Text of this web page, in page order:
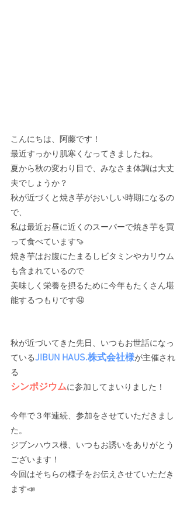
こんにちは、阿藤です！
最近すっかり肌寒くなってきましたね。
夏から秋の変わり目で、みなさま体調は大丈
夫でしょうか？
秋が近づくと焼き芋がおいしい時期になるの
で、
私は最近お昼に近くのスーパーで焼き芋を買
って食べています🍠
焼き芋はお腹にたまるしビタミンやカリウム
も含まれているので
美味しく栄養を摂るために今年もたくさん堪
能するつもりです🤤
秋が近づいてきた先日、いつもお世話になっ
ているJIBUN HAUS.株式会社様が主催され
る
シンポジウムに参加してまいりました！
今年で３年連続、参加をさせていただきまし
た。
ジブンハウス様、いつもお誘いをありがとう
ございます！
今回はそちらの様子をお伝えさせていただき
ます📣